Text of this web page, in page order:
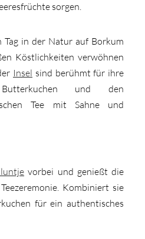
sorgen.
Tag in der Natur auf Borkum
Köstlichkeiten verwöhnen
Insel sind berühmt für ihre
Butterkuchen und den
Tee mit Sahne und
vorbei und genießt die
Kombiniert sie
für ein authentisches